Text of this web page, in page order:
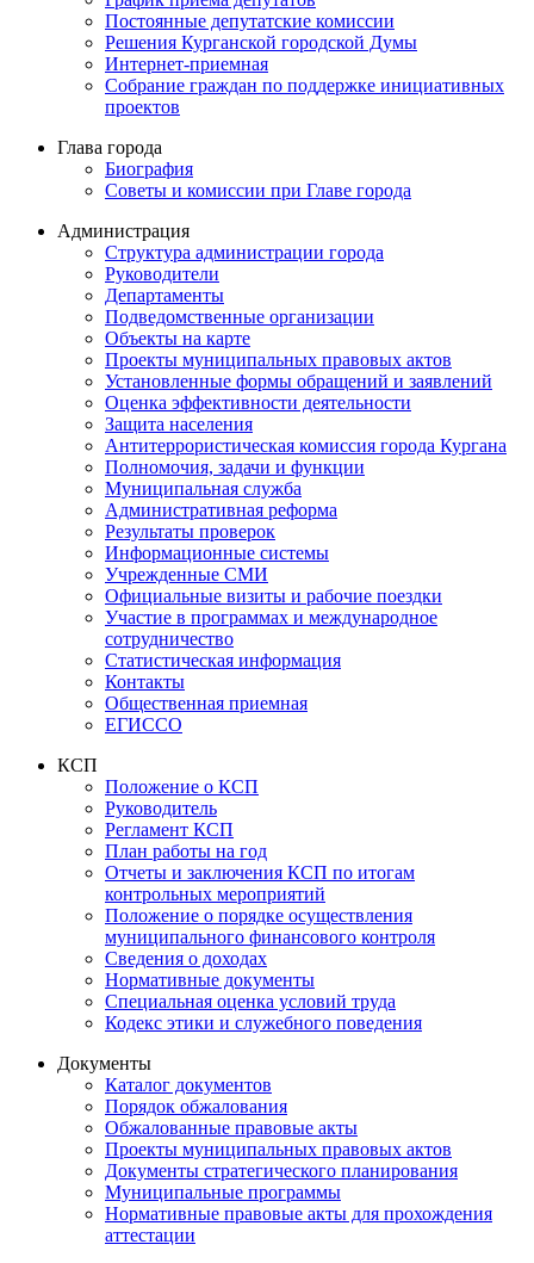
Постоянные депутатские комиссии
Решения Курганской городской Думы
Интернет-приемная
Собрание граждан по поддержке инициативных
проектов
Глава города
Биография
Советы и комиссии при Главе города
Администрация
Структура администрации города
Руководители
Департаменты
Подведомственные организации
Объекты на карте
Проекты муниципальных правовых актов
Установленные формы обращений и заявлений
Оценка эффективности деятельности
Защита населения
Антитеррористическая комиссия города Кургана
Полномочия, задачи и функции
Муниципальная служба
Административная реформа
Результаты проверок
Информационные системы
Учрежденные СМИ
Официальные визиты и рабочие поездки
Участие в программах и международное
сотрудничество
Статистическая информация
Контакты
Общественная приемная
ЕГИССО
КСП
Положение о КСП
Руководитель
Регламент КСП
План работы на год
Отчеты и заключения КСП по итогам
контрольных мероприятий
Положение о порядке осуществления
муниципального финансового контроля
Сведения о доходах
Нормативные документы
Специальная оценка условий труда
Кодекс этики и служебного поведения
Документы
Каталог документов
Порядок обжалования
Обжалованные правовые акты
Проекты муниципальных правовых актов
Документы стратегического планирования
Муниципальные программы
Нормативные правовые акты для прохождения
аттестации